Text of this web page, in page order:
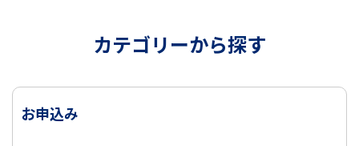
カテゴリーから探す
お申込み